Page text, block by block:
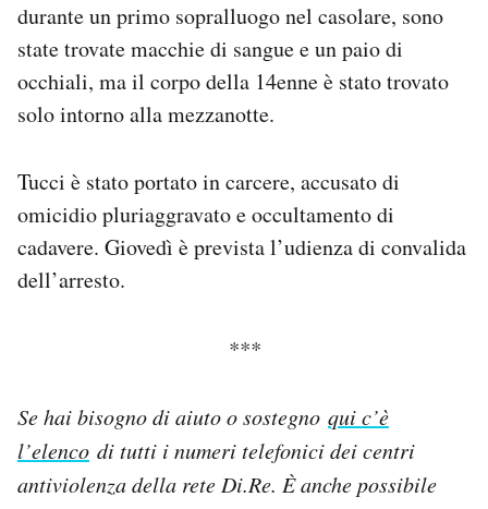
durante un primo sopralluogo nel casolare, sono
state trovate macchie di sangue e un paio di
occhiali, ma il corpo della 14enne è stato trovato
solo intorno alla mezzanotte.
Tucci è stato portato in carcere, accusato di
omicidio pluriaggravato e occultamento di
cadavere. Giovedì è prevista l’udienza di convalida
dell’arresto.
***
Se hai bisogno di aiuto o sostegno qui c’è
l’elenco di tutti i numeri telefonici dei centri
antiviolenza della rete Di.Re. È anche possibile